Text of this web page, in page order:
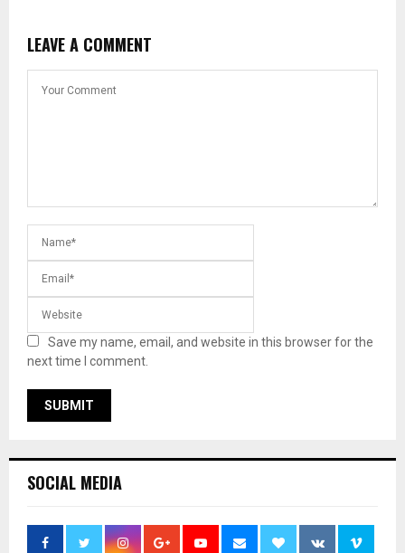
LEAVE A COMMENT
Save my name, email, and website in this browser for the
next time I comment.
SOCIAL MEDIA